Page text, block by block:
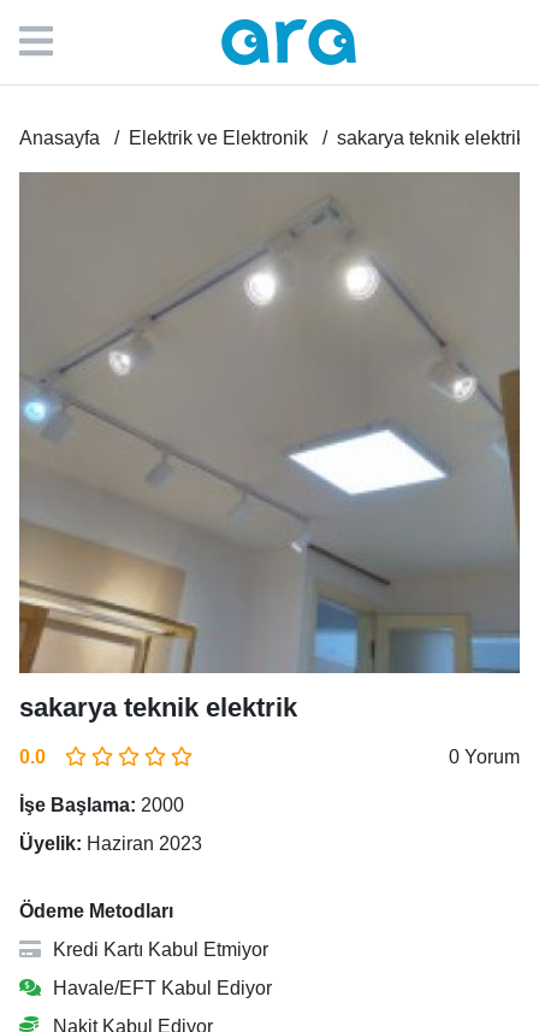
Anasayfa Elektrik ve Elektronik sakarya teknik elektrik
sakarya teknik elektrik
0.0 0 Yorum
İşe Başlama: 2000
Üyelik: Haziran 2023
Ödeme Metodları
Kredi Kartı Kabul Etmiyor
Havale/EFT Kabul Ediyor
Nakit Kabul Ediyor